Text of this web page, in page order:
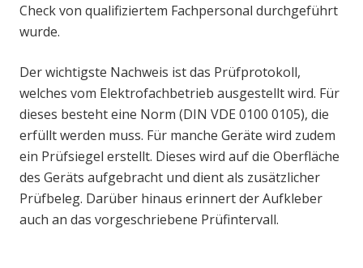
Check von qualifiziertem Fachpersonal durchgeführt
wurde.
Der wichtigste Nachweis ist das Prüfprotokoll,
welches vom Elektrofachbetrieb ausgestellt wird. Für
dieses besteht eine Norm (DIN VDE 0100 0105), die
erfüllt werden muss. Für manche Geräte wird zudem
ein Prüfsiegel erstellt. Dieses wird auf die Oberfläche
des Geräts aufgebracht und dient als zusätzlicher
Prüfbeleg. Darüber hinaus erinnert der Aufkleber
auch an das vorgeschriebene Prüfintervall.